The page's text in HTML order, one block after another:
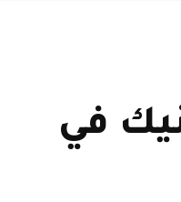
في